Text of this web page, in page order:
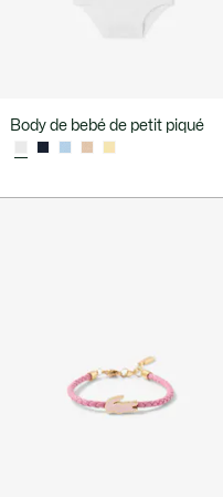
Body de bebé de petit piqué